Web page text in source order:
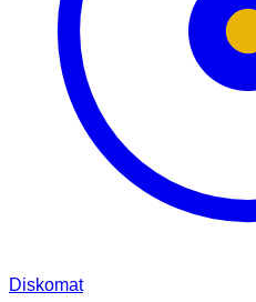
Diskomat